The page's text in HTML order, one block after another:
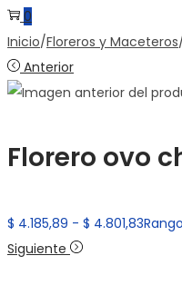
0
Inicio/Floreros y Maceteros
Anterior
Florero ovo
$ 4.185,89 - $ 4.801,83
Siguiente